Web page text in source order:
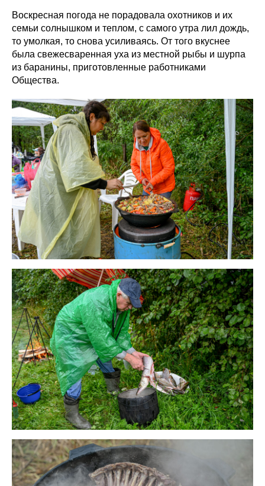
Воскресная погода не порадовала охотников и их
семьи солнышком и теплом, с самого утра лил дождь,
то умолкая, то снова усиливаясь. От того вкуснее
была свежесваренная уха из местной рыбы и шурпа
из баранины, приготовленные работниками
Общества.